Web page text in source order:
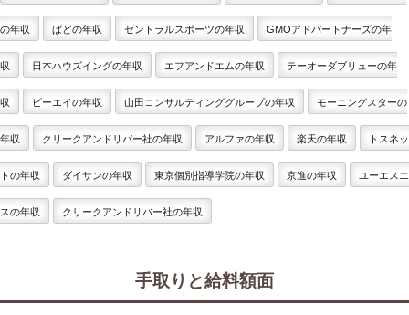
の年収 ぱどの年収 セントラルスポーツの年収 GMOアドパートナーズの年
収 日本ハウズイングの年収 エフアンドエムの年収 テーオーダブリューの年
収 ピーエイの年収 山田コンサルティンググループの年収 モーニングスターの
年収 クリークアンドリバー社の年収 アルファの年収 楽天の年収 トスネッ
トの年収 ダイサンの年収 東京個別指導学院の年収 京進の年収 ユーエスエ
スの年収 クリークアンドリバー社の年収
手取りと給料額面